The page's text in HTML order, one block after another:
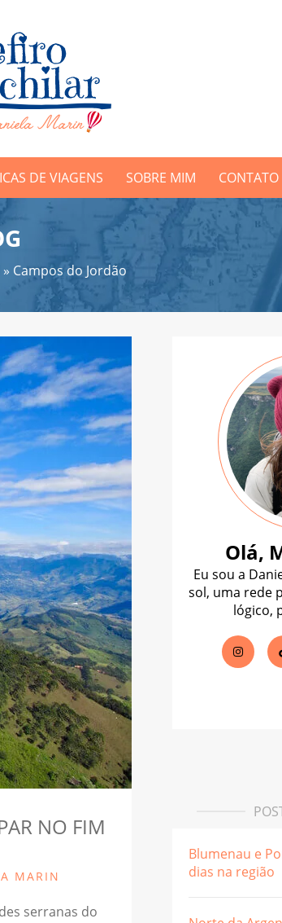
DE VIAGENS SOBRE MIM CONTATO
» Campos do Jordão
NO FIM
MARIN
serranas do
Olá,
Eu sou a
sol, uma rede
lógico,
Blumenau e
dias na região